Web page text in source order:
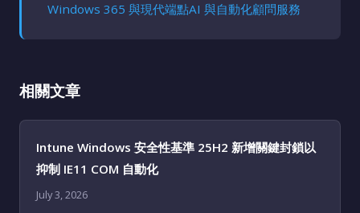
Windows 365 與現代端點AI 與自動化顧問服務
相關文章
Intune Windows 安全性基準 25H2 新增關鍵封鎖以
抑制 IE11 COM 自動化
July 3, 2026